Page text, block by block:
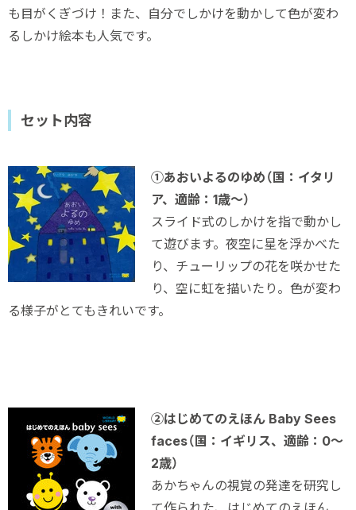
も目がくぎづけ！また、自分でしかけを動かして色が変わ
るしかけ絵本も人気です。
セット内容
①あおいよるのゆめ（国：イタリ
ア、適齢：1歳～）
スライド式のしかけを指で動かし
て遊びます。夜空に星を浮かべた
り、チューリップの花を咲かせた
り、空に虹を描いたり。色が変わ
る様子がとてもきれいです。
②はじめてのえほん Baby Sees
faces（国：イギリス、適齢：0～
2歳）
あかちゃんの視覚の発達を研究し